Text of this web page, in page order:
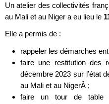
Un atelier des collectivités
au Mali et au Niger a eu lieu le
Elle a permis de :
rappeler les démarches
faire une restitution des
décembre 2023 sur l’état
au Mali et au NigerÂ ;
faire un tour de table